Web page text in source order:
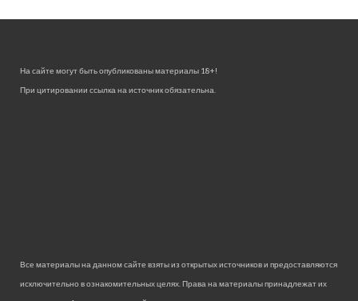
На сайте могут быть опубликованы материалы 18+!
При цитировании ссылка на источник обязательна.
Все материалы на данном сайте взяты из открытых источников и предоставляются
исключительно в ознакомительных целях. Права на материалы принадлежат их